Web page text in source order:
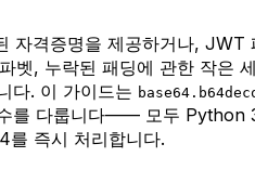
자격증명을 제공하거나,
, 누락된 패딩에 관한 작은
다. 이 가이드는
를 다룹니다—— 모두 Python
를 즉시 처리합니다.